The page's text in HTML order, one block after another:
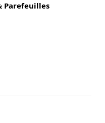
Parefeuilles